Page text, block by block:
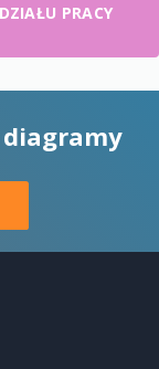
PRACY